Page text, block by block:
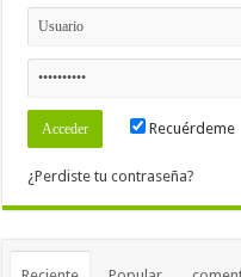
Recuérdeme
¿Perdiste tu contraseña?